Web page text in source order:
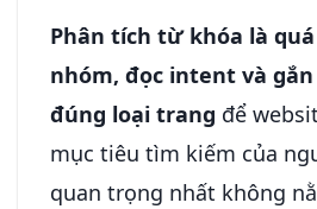
Phân tích từ khóa là
nhóm, đọc intent và
đúng loại trang để
mục tiêu tìm kiếm của
quan trọng nhất không